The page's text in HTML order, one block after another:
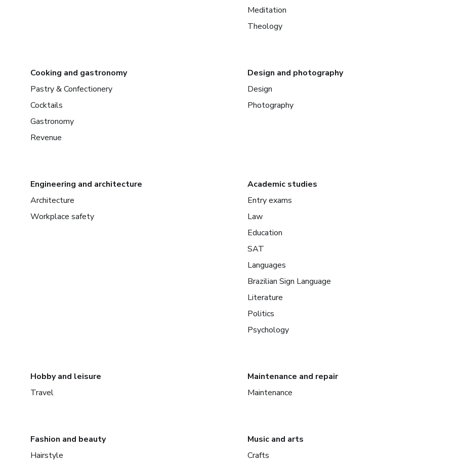
Meditation
Theology
Cooking and gastronomy
Pastry & Confectionery
Cocktails
Gastronomy
Revenue
Design and photography
Design
Photography
Engineering and architecture
Architecture
Workplace safety
Academic studies
Entry exams
Law
Education
SAT
Languages
Brazilian Sign Language
Literature
Politics
Psychology
Hobby and leisure
Travel
Maintenance and repair
Maintenance
Fashion and beauty
Hairstyle
Music and arts
Crafts